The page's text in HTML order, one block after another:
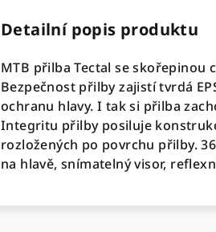
Detailní popis produktu
MTB přilba Tectal se skořepinou
Bezpečnost přilby zajistí tvrdá
ochranu hlavy. I tak si přilba
Integritu přilby posiluje
rozložených po povrchu přilby.
na hlavě, snímatelný visor,